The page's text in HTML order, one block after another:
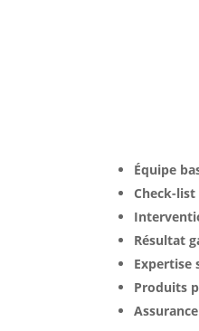
Équipe
Check-
Résultat
Expertise
Produits